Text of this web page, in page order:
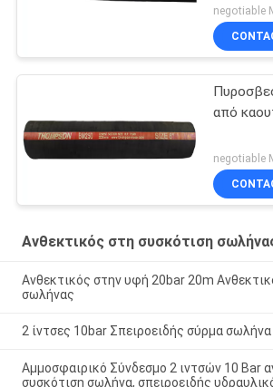
negotiable
από
negotiable
Ανθεκτικός στη συσκότιση
Ανθεκτικός στην υφή 20bar 20m
σωλήνας
2 ίντσες 10bar Σπειροειδής σύρμα
Αμμοσφαιρικό Σύνδεσμο 2 ιντσών 10 Bar
συσκότιση σωλήνα, σπειροειδής